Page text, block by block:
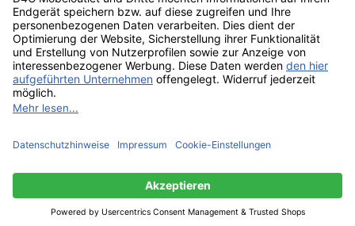
Copyright © d4c Möbel Outlet - Alle Rechte vorbehalten
Diese Website benutzt Cookies, die für den technischen Betrieb
der Website erforderlich sind und stets gesetzt werden.
Andere Cookies, die den Komfort bei Benutzung dieser Website
erhöhen, der Direktwerbung dienen oder die Interaktion mit
sollen, werden nur mit Ihrer Zustimmung gesetzt.
Ablehnen Alle akzeptieren Konfigurieren